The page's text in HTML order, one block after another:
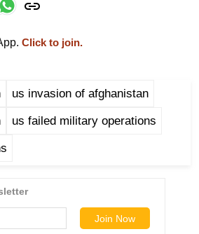
Click to join.
us invasion of afghanistan
us failed military operations